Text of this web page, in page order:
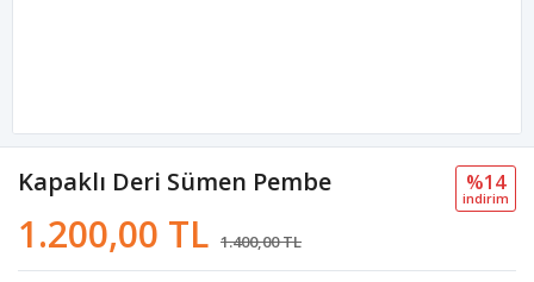
Kapaklı Deri Sümen Pembe
1.200,00 TL 1.400,00 TL
%14
i̇ndi̇ri̇m